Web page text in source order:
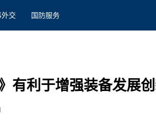
外交 国防服务
有利于增强装备发展